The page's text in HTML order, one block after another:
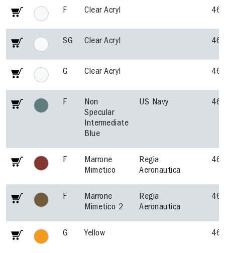
F Clear Acryl
SG Clear Acryl
G Clear Acryl
F
Non
Specular
Intermediate
Blue
US Navy
F
Marrone
Mimetico
Regia
Aeronautica
F
Marrone
Mimetico 2
Regia
Aeronautica
G Yellow